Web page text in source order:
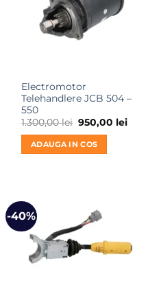
Electromotor
Telehandlere JCB 504 –
550
1.300,00lei Prețul
inițial
a
fost:
1.300,00 lei.
950,00 lei
ADAUGA IN COS
-40%